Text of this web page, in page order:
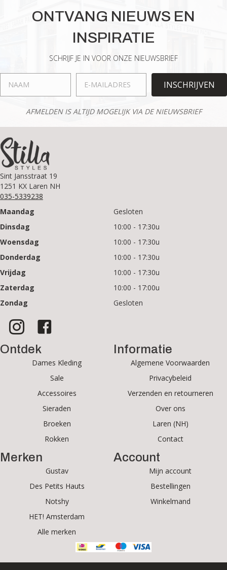
Deze
kan
gekozen
worden
de
productpagina
ONTVANG NIEUWS EN
INSPIRATIE
SCHRIJF JE IN VOOR ONZE NIEUWSBRIEF
INSCHRIJVEN
AFMELDEN IS ALTIJD MOGELIJK VIA DE NIEUWSBRIEF
Sint Jansstraat 19
1251 KX Laren NH
035-5339238
Maandag
Gesloten
Dinsdag
10:00 - 17:30u
Woensdag
10:00 - 17:30u
Donderdag
10:00 - 17:30u
Vrijdag
10:00 - 17:30u
Zaterdag
10:00 - 17:00u
Zondag
Gesloten
Ontdek
Dames Kleding
Sale
Accessoires
Sieraden
Broeken
Rokken
Merken
Gustav
Des Petits Hauts
Notshy
HET! Amsterdam
Alle merken
Informatie
Algemene Voorwaarden
Privacybeleid
Verzenden en retourneren
Over ons
Laren (NH)
Contact
Account
Mijn account
Bestellingen
Winkelmand